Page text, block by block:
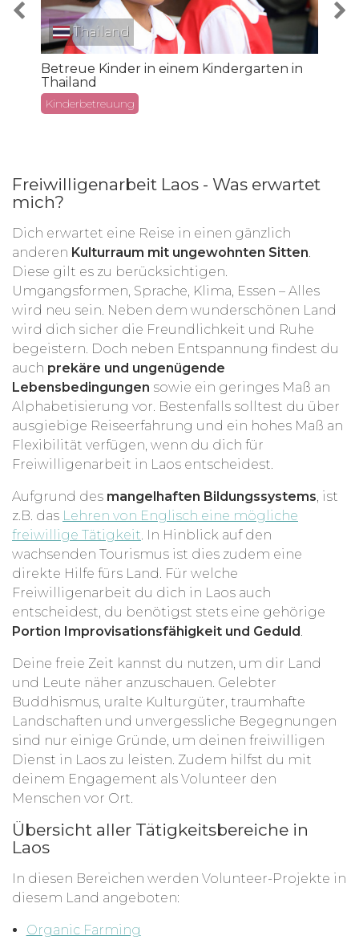
Thailand
Betreue Kinder in einem Kindergarten in
Thailand
Kinderbetreuung
Freiwilligenarbeit Laos - Was erwartet
mich?
Dich erwartet eine Reise in einen gänzlich
anderen Kulturraum mit ungewohnten Sitten
Diese gilt es zu berücksichtigen.
Umgangsformen, Sprache, Klima, Essen – Alles
wird neu sein. Neben dem wunderschönen Land
wird dich sicher die Freundlichkeit und Ruhe
begeistern. Doch neben Entspannung findest du
auch prekäre und ungenügende
Lebensbedingungen sowie ein geringes Maß an
Alphabetisierung vor. Bestenfalls solltest du über
ausgiebige Reiseerfahrung und ein hohes Maß an
Flexibilität verfügen, wenn du dich für
Freiwilligenarbeit in Laos entscheidest.
Aufgrund des mangelhaften Bildungssystems , ist
z.B. das Lehren von Englisch eine mögliche
freiwillige Tätigkeit . In Hinblick auf den
wachsenden Tourismus ist dies zudem eine
direkte Hilfe fürs Land. Für welche
Freiwilligenarbeit du dich in Laos auch
entscheidest, du benötigst stets eine gehörige
Portion Improvisationsfähigkeit und Geduld
Deine freie Zeit kannst du nutzen, um dir Land
und Leute näher anzuschauen. Gelebter
Buddhismus, uralte Kulturgüter, traumhafte
Landschaften und unvergessliche Begegnungen
sind nur einige Gründe, um deinen freiwilligen
Dienst in Laos zu leisten. Zudem hilfst du mit
deinem Engagement als Volunteer den
Menschen vor Ort.
Übersicht aller Tätigkeitsbereiche in
Laos
In diesen Bereichen werden Volunteer-Projekte in
diesem Land angeboten:
Organic Farming